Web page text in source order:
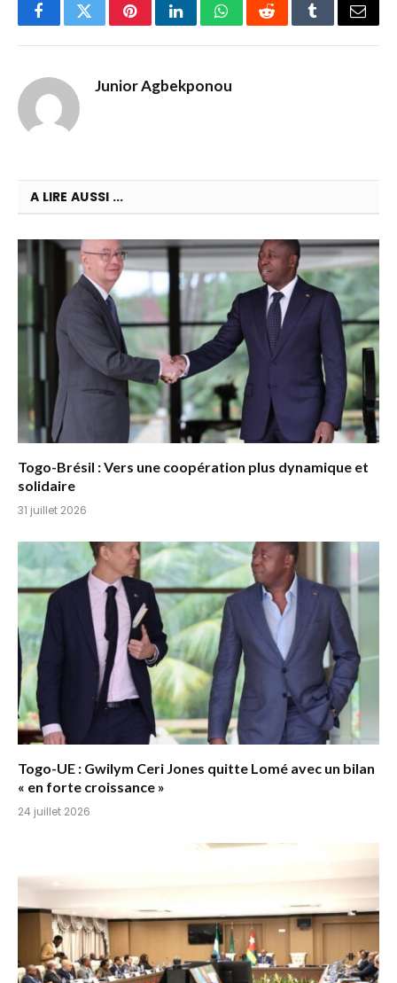
FacebookTwitterPinterestLinkedInWhatsAppRedditTumblrEmail
Junior Agbekponou
A LIRE AUSSI ...
Togo-Brésil : Vers une coopération plus dynamique et
solidaire
31 juillet 2026
Togo-UE : Gwilym Ceri Jones quitte Lomé avec un bilan
« en forte croissance »
24 juillet 2026